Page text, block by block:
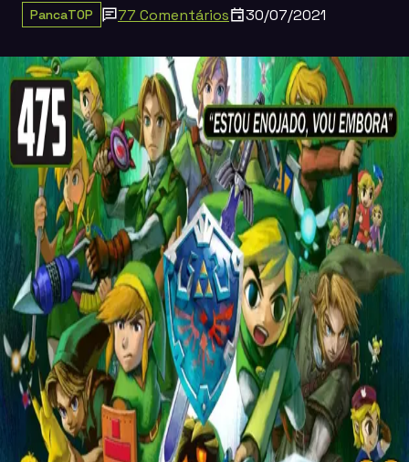
PancaTOP 77 Comentários 30/07/2021